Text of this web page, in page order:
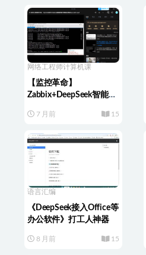
网络工程师计算机课
【监控革命】
Zabbix+DeepSeek智能监
7 月前 15
语言汇编
《DeepSeek接入Office等
办公软件》打工人神器
8 月前 15